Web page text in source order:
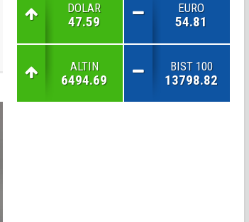
DOLAR
47.59
EURO
54.81
ALTIN
6494.69
BIST 100
13798.82